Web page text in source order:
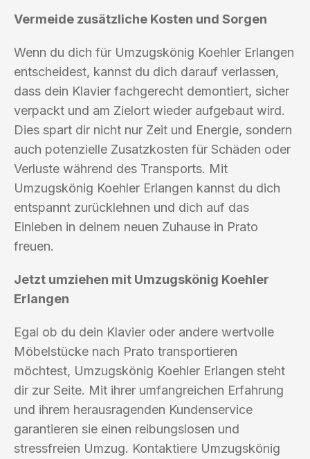
Vermeide zusätzliche Kosten und Sorgen
Wenn du dich für Umzugskönig Koehler Erlangen
entscheidest, kannst du dich darauf verlassen,
dass dein Klavier fachgerecht demontiert, sicher
verpackt und am Zielort wieder aufgebaut wird.
Dies spart dir nicht nur Zeit und Energie, sondern
auch potenzielle Zusatzkosten für Schäden oder
Verluste während des Transports. Mit
Umzugskönig Koehler Erlangen kannst du dich
entspannt zurücklehnen und dich auf das
Einleben in deinem neuen Zuhause in Prato
freuen.
Jetzt umziehen mit Umzugskönig Koehler
Erlangen
Egal ob du dein Klavier oder andere wertvolle
Möbelstücke nach Prato transportieren
möchtest, Umzugskönig Koehler Erlangen steht
dir zur Seite. Mit ihrer umfangreichen Erfahrung
und ihrem herausragenden Kundenservice
garantieren sie einen reibungslosen und
stressfreien Umzug. Kontaktiere Umzugskönig